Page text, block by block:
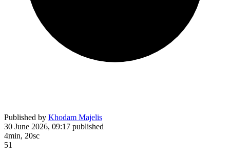
Published by Khodam Majelis
30 June 2026, 09:17 published
4min, 20sc
51